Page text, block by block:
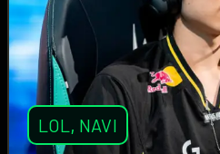
LOL, NAVI